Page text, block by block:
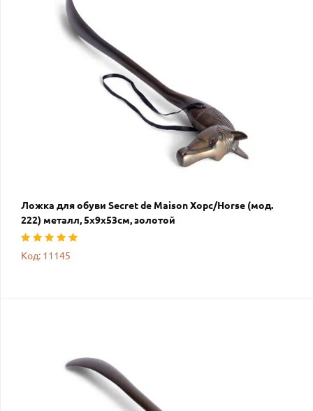
Ложка для обуви Secret de Maison Хорс/Horse (мод.
222) металл, 5х9х53см, золотой
Код: 11145